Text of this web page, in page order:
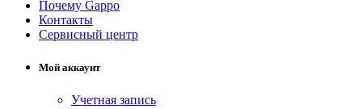
Почему Gappo
Контакты
Сервисный центр
Мой аккаунт
Учетная запись